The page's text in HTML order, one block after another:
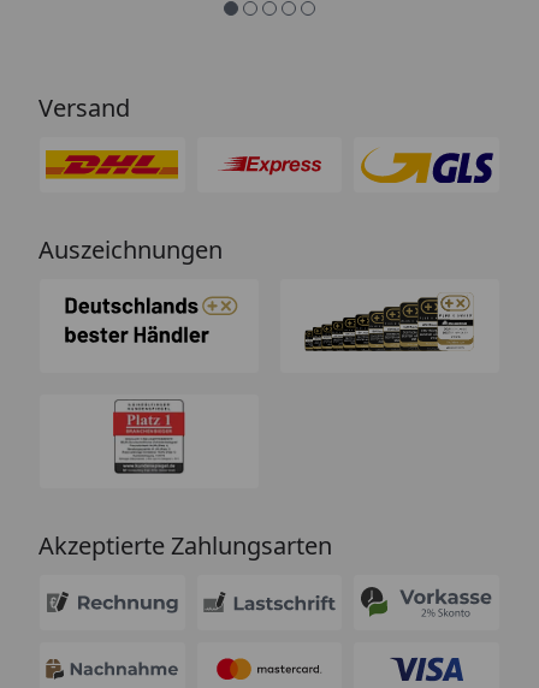
Versand
Auszeichnungen
Akzeptierte Zahlungsarten